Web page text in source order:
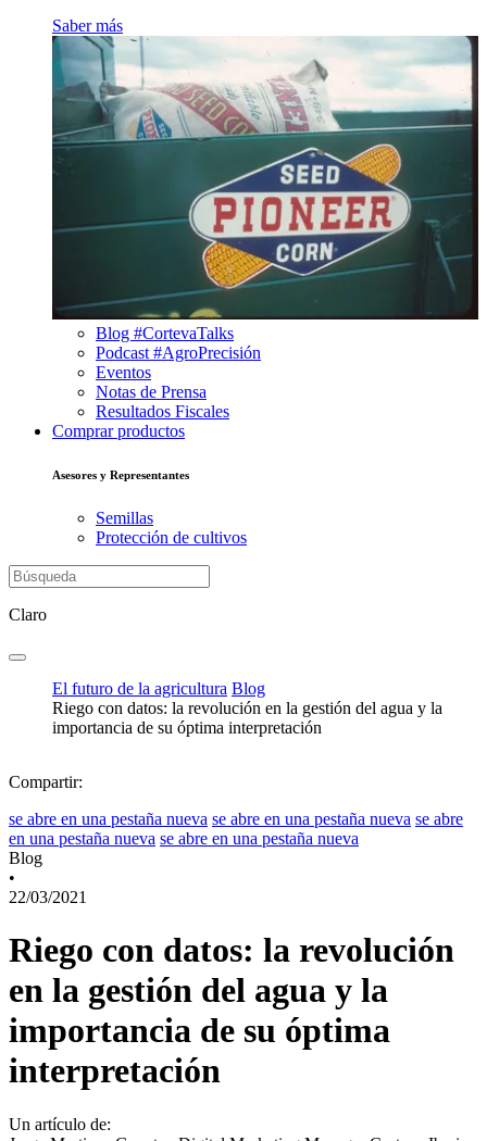
Saber más
Blog #CortevaTalks
Podcast #AgroPrecisión
Eventos
Notas de Prensa
Resultados Fiscales
Comprar productos
Asesores y Representantes
Semillas
Protección de cultivos
Claro
El futuro de la agricultura Blog
Riego con datos: la revolución en la gestión del agua y la
importancia de su óptima interpretación
Compartir:
se abre en una pestaña nueva se abre en una pestaña nueva se abre
en una pestaña nueva se abre en una pestaña nueva
Blog
•
22/03/2021
Riego con datos: la revolución
en la gestión del agua y la
importancia de su óptima
interpretación
Un artículo de: